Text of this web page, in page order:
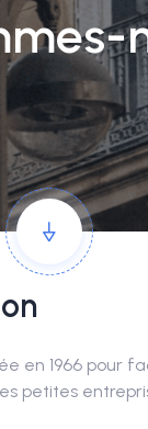
en 1966 pour
petites